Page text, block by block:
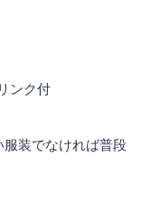
ンク付
装でなければ普段